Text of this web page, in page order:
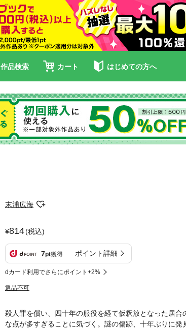
作品検索 カート はじめての方へ
末浦広海
814(税込)
7pt獲得 ポイント詳細
dカード利用でさらにポイント+2%
返品不可
殺人罪を償い、四十年の服役を経て仮釈放となった居
な点が多すぎることに気づく。謎の傷跡、十年ぶりに